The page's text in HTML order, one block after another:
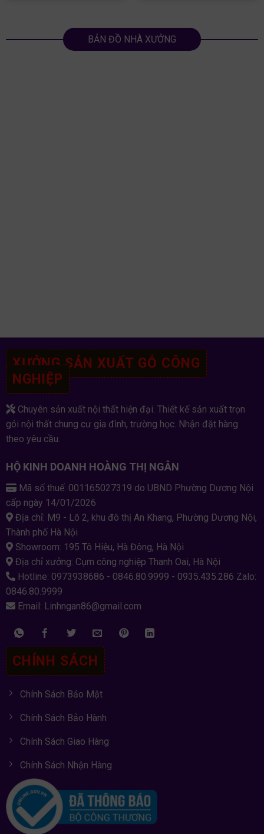
BẢN ĐỒ NHÀ XƯỞNG
XƯỞNG SẢN XUẤT GỖ CÔNG
NGHIỆP
Chuyên sản xuất nội thất hiện đại. Thiết kế sản xuất trọn
gói nội thất chung cư gia đình, trường học. Nhận đặt hàng
theo yêu cầu.
HỘ KINH DOANH HOÀNG THỊ NGÂN
Mã số thuế: 001165027319 do UBND Phường Dương Nội
cấp ngày 14/01/2026
Địa chỉ: M9 - Lô 2, khu đô thị An Khang, Phường Dương Nội,
Thành phố Hà Nội
Showroom: 195 Tô Hiệu, Hà Đông, Hà Nội
Địa chỉ xưởng: Cụm công nghiệp Thanh Oai, Hà Nội
Hotline: 0973938686 - 0846.80.9999 - 0935.435.286 Zalo:
0846.80.9999
Email: Linhngan86@gmail.com
CHÍNH SÁCH
Chính Sách Bảo Mật
Chính Sách Bảo Hành
Chính Sách Giao Hàng
Chính Sách Nhận Hàng